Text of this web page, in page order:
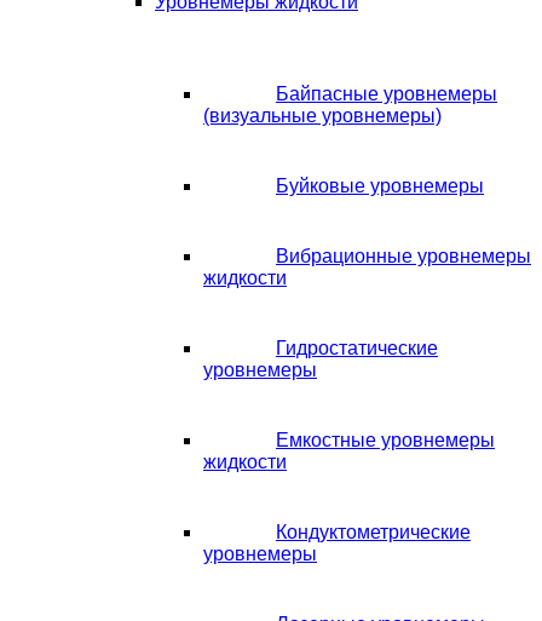
Байпасные уровнемеры
(визуальные уровнемеры)
Буйковые уровнемеры
Вибрационные уровнемеры
жидкости
Гидростатические
уровнемеры
Емкостные уровнемеры
жидкости
Кондуктометрические
уровнемеры